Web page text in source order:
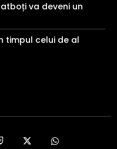
va deveni un
timpul celui de al